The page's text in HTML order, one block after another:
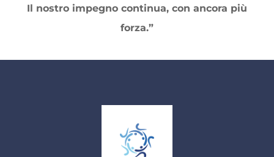
Il nostro impegno continua, con ancora più
forza.”